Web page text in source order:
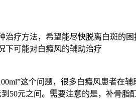
疗方法，希望能尽快脱离白斑的
下可能对白癜风的辅助治疗
这个问题，很多白癜风患者
50元之间。需要注意的是，补骨